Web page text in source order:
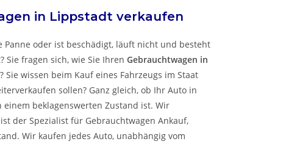
in Lippstadt verkaufen
Panne oder ist beschädigt, läuft nicht und besteht
Sie fragen sich, wie Sie Ihren Gebrauchtwagen in
Sie wissen beim Kauf eines Fahrzeugs im Staat
sollen? Ganz gleich, ob Ihr Auto in
beklagenswerten Zustand ist. Wir
ist der Spezialist für Gebrauchtwagen Ankauf,
Wir kaufen jedes Auto, unabhängig vom